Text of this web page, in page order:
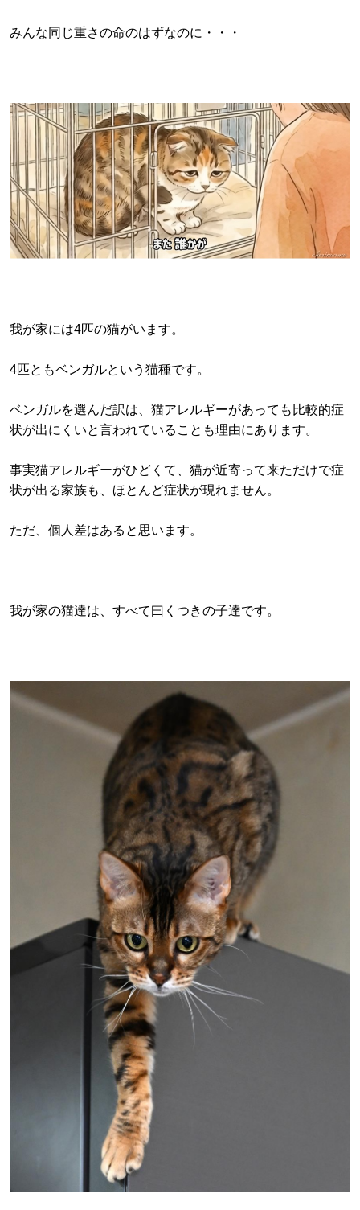
みんな同じ重さの命のはずなのに・・・
我が家には4匹の猫がいます。
4匹ともベンガルという猫種です。
ベンガルを選んだ訳は、猫アレルギーがあっても比較的症
状が出にくいと言われていることも理由にあります。
事実猫アレルギーがひどくて、猫が近寄って来ただけで症
状が出る家族も、ほとんど症状が現れません。
ただ、個人差はあると思います。
我が家の猫達は、すべて曰くつきの子達です。